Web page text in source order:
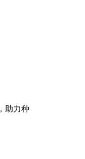
助力种